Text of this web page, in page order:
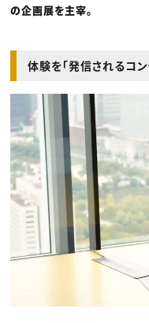
の企画展を主宰。
体験を「発信されるコ